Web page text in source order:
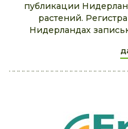
публикации
растений.
Нидерландах